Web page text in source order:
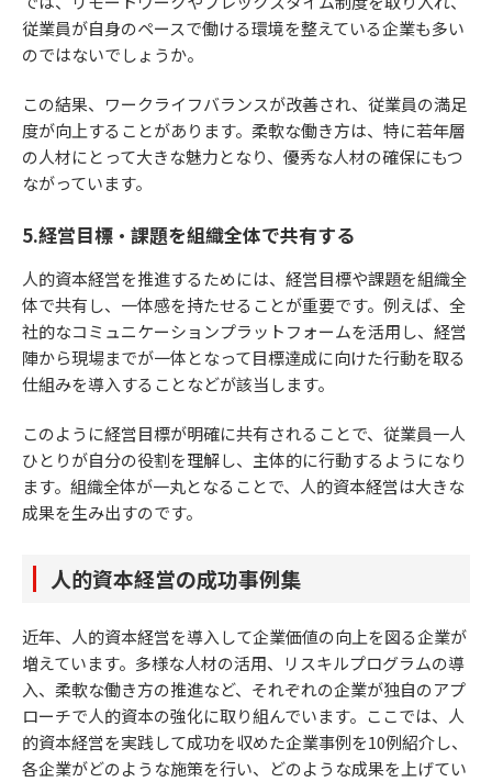
従業員が自身のペースで働ける環境を整えている企業も多い
のではないでしょうか。
この結果、ワークライフバランスが改善され、従業員の満足
度が向上することがあります。柔軟な働き方は、特に若年層
の人材にとって大きな魅力となり、優秀な人材の確保にもつ
ながっています。
5.経営目標・課題を組織全体で共有する
人的資本経営を推進するためには、経営目標や課題を組織全
体で共有し、一体感を持たせることが重要です。例えば、全
社的なコミュニケーションプラットフォームを活用し、経営
陣から現場までが一体となって目標達成に向けた行動を取る
仕組みを導入することなどが該当します。
このように経営目標が明確に共有されることで、従業員一人
ひとりが自分の役割を理解し、主体的に行動するようになり
ます。組織全体が一丸となることで、人的資本経営は大きな
成果を生み出すのです。
人的資本経営の成功事例集
近年、人的資本経営を導入して企業価値の向上を図る企業が
増えています。多様な人材の活用、リスキルプログラムの導
入、柔軟な働き方の推進など、それぞれの企業が独自のアプ
ローチで人的資本の強化に取り組んでいます。ここでは、人
的資本経営を実践して成功を収めた企業事例を10例紹介し、
各企業がどのような施策を行い、どのような成果を上げてい